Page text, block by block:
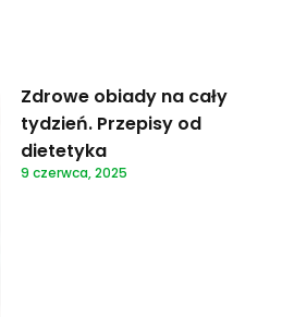
Zdrowe obiady na cały
tydzień. Przepisy od
dietetyka
9 czerwca, 2025